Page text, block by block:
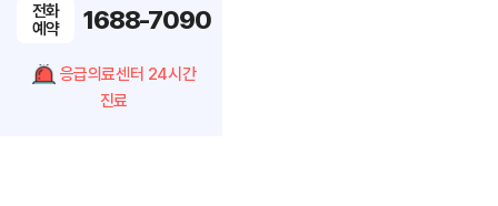
전화
예약
1688-7090
응급의료센터 24시간
진료